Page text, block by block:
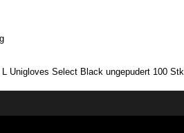
Unigloves Select Black ungepudert 100 Stk.